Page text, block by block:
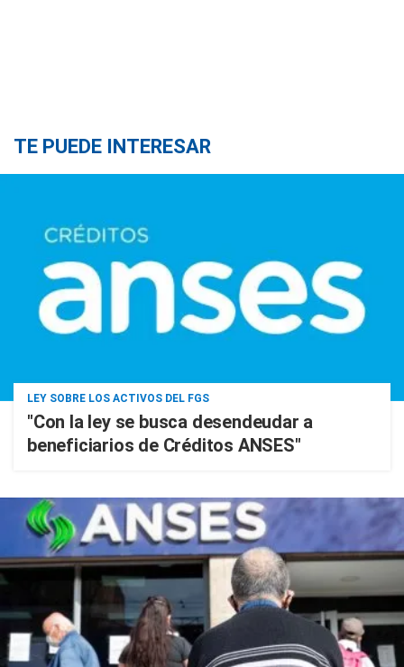
TE PUEDE INTERESAR
LEY SOBRE LOS ACTIVOS DEL FGS
"Con la ley se busca desendeudar a
beneficiarios de Créditos ANSES"